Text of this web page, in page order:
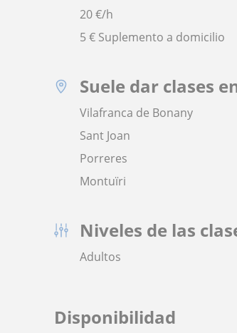
20€/h
5 € Suplemento a domicilio
Suele dar clases
Vilafranca de Bonany
Sant Joan
Porreres
Montuïri
Niveles de las
Adultos
Disponibilidad